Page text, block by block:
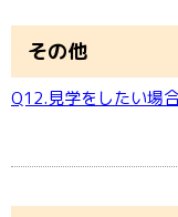
その他
Q12.見学をしたい場